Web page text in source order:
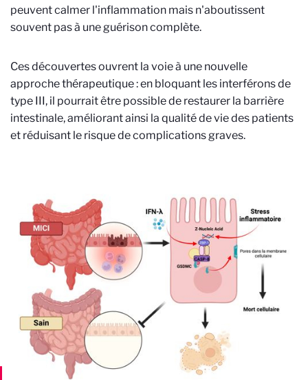
peuvent calmer l'inflammation mais n'aboutissent
souvent pas à une guérison complète.
Ces découvertes ouvrent la voie à une nouvelle
approche thérapeutique : en bloquant les interférons de
type III, il pourrait être possible de restaurer la barrière
intestinale, améliorant ainsi la qualité de vie des patients
et réduisant le risque de complications graves.